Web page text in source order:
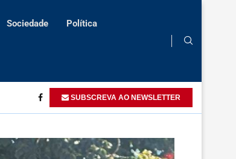
Sociedade Política
Igreja S.Tiago Maior de Lândana beneficia de reabilitação
SUBSCREVA AO NEWSLETTER